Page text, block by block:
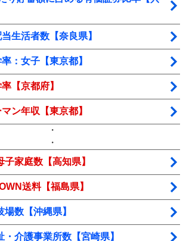
生活者数【奈良県】
：女子【東京都】
【京都府】
ン年収【東京都】
・
・
子家庭数【高知県】
送料【福島県】
場数【沖縄県】
・介護事業所数【宮崎県】